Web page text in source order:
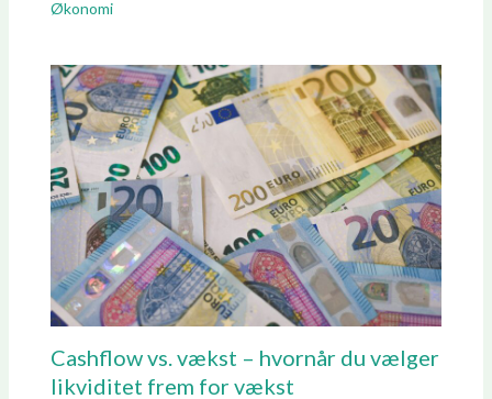
Økonomi
Cashflow vs. vækst – hvornår du vælger
likviditet frem for vækst